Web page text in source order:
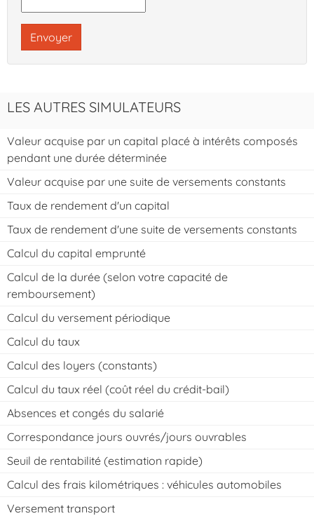
Envoyer
LES AUTRES SIMULATEURS
Valeur acquise par un capital placé à intérêts composés
pendant une durée déterminée
Valeur acquise par une suite de versements constants
Taux de rendement d'un capital
Taux de rendement d'une suite de versements constants
Calcul du capital emprunté
Calcul de la durée (selon votre capacité de
remboursement)
Calcul du versement périodique
Calcul du taux
Calcul des loyers (constants)
Calcul du taux réel (coût réel du crédit-bail)
Absences et congés du salarié
Correspondance jours ouvrés/jours ouvrables
Seuil de rentabilité (estimation rapide)
Calcul des frais kilométriques : véhicules automobiles
Versement transport